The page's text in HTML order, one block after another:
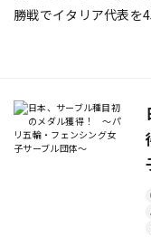
勝戦でイタリア代表